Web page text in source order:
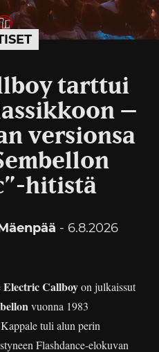
tarttui
–
versionsa
hitistä
- 6.8.2026
Electric Callboyon julkaissut
vuonna 1983
tuli alun perin
Flashdance-elokuvan